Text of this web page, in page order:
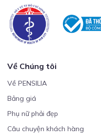
Về Chúng tôi
Về PENSILIA
Bảng giá
Phụ nữ phải đẹp
Câu chuyện khách hàng